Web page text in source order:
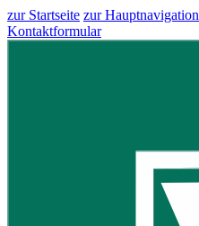
zur Startseite zur Hauptnavigation
Kontaktformular